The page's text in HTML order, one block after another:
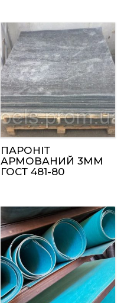
ПАРОНІТ
АРМОВАНИЙ 3ММ
ГОСТ 481-80